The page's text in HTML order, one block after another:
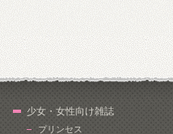
少女・女性向け雑誌
プリンセス